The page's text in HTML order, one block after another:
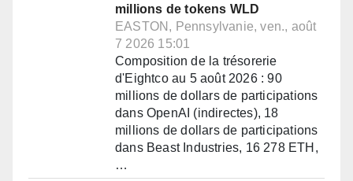
millions de tokens WLD
EASTON, Pennsylvanie, ven., août
7 2026 15:01
Composition de la trésorerie
d'Eightco au 5 août 2026 : 90
millions de dollars de participations
dans OpenAI (indirectes), 18
millions de dollars de participations
dans Beast Industries, 16 278 ETH,
…